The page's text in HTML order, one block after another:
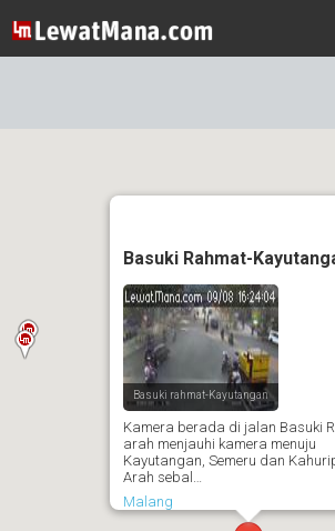
Basuki Rahmat-
Basuki rahmat-Kayutangan
Kamera berada di jalan Basuki
arah menjauhi kamera menuju
Kayutangan, Semeru dan
Arah sebal…
Malang